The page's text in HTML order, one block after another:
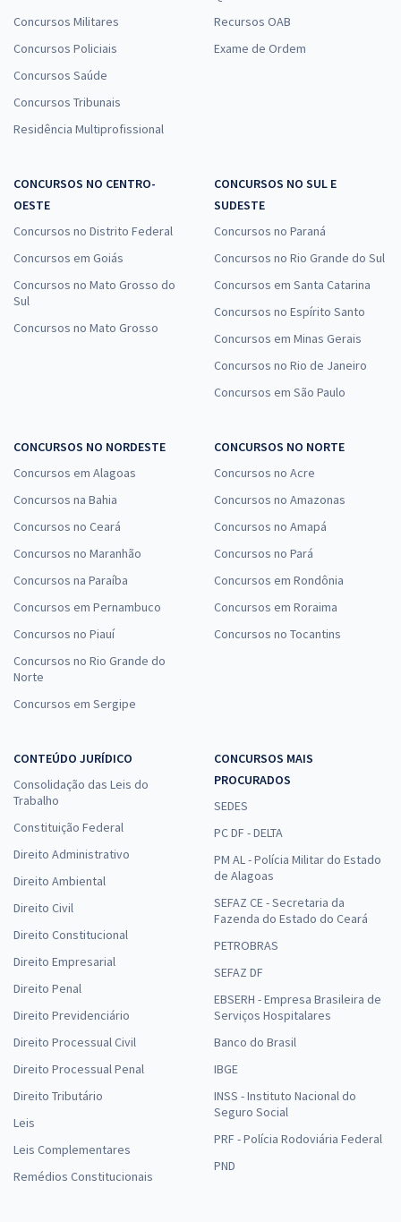
Economize R$ 88,56 (-20%)
33,33
Economize R$ 99,98 (-20%)
Comprar
R$29,52
Economize R$ 88,56 (-20%)
Comprar
Prefeitura de João Alfredo - PE - SEMEC - Professor de Educação
Infantil, Ensino Regular Anos Iniciais e Ensino Fundamental na
Modalidade Educação de Jovens e Adultos Anos Finais - História
Comprar
Prefeitura de João Alfredo - PE - SEMEC - Psicólogo
à vista
33,33
Economize R$ 99,98 (-20%)
Prefeitura de João Alfredo - PE - SMS - Psicólogo
à vista
R$33,33
Economize R$ 99,98 (-20%)
Comprar
Concursos Militares
Concursos Policiais
Concursos Saúde
Concursos Tribunais
Residência Multiprofissional
Recursos OAB
Exame de Ordem
CONCURSOS NO CENTRO-
OESTE
Concursos no Distrito Federal
Concursos em Goiás
Concursos no Mato Grosso do
Sul
Concursos no Mato Grosso
CONCURSOS NO SUL E
SUDESTE
Concursos no Paraná
Concursos no Rio Grande do Sul
Concursos em Santa Catarina
Concursos no Espírito Santo
Concursos em Minas Gerais
Concursos no Rio de Janeiro
Concursos em São Paulo
CONCURSOS NO NORDESTE
Concursos em Alagoas
Concursos na Bahia
Concursos no Ceará
Concursos no Maranhão
Concursos na Paraíba
Concursos em Pernambuco
Concursos no Piauí
Concursos no Rio Grande do
Norte
Concursos em Sergipe
CONCURSOS NO NORTE
Concursos no Acre
Concursos no Amazonas
Concursos no Amapá
Concursos no Pará
Concursos em Rondônia
Concursos em Roraima
Concursos no Tocantins
CONTEÚDO JURÍDICO
Consolidação das Leis do
Trabalho
Constituição Federal
Direito Administrativo
Direito Ambiental
Direito Civil
Direito Constitucional
Direito Empresarial
Direito Penal
Direito Previdenciário
Direito Processual Civil
Direito Processual Penal
Direito Tributário
Leis
Leis Complementares
Remédios Constitucionais
CONCURSOS MAIS
PROCURADOS
SEDES
PC DF - DELTA
PM AL - Polícia Militar do Estado
de Alagoas
SEFAZ CE - Secretaria da
Fazenda do Estado do Ceará
PETROBRAS
SEFAZ DF
EBSERH - Empresa Brasileira de
Serviços Hospitalares
Banco do Brasil
IBGE
INSS - Instituto Nacional do
Seguro Social
PRF - Polícia Rodoviária Federal
PND